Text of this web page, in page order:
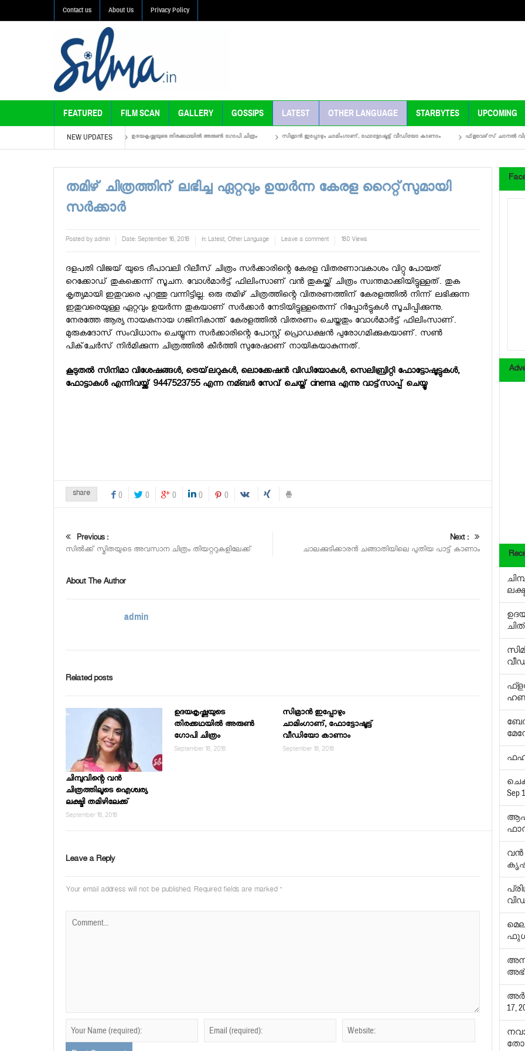
Contact us About Us Privacy Policy
FEATURED FILM SCAN GALLERY GOSSIPS LATEST OTHER LANGUAGE STARBYTES UPCOMING
NEW UPDATES
ഐശ്വര്യ ലക്ഷ്മി തമിഴിലേക്ക് ഉദയകൃഷ്ണയുടെ തിരക്കഥയില്‍ അരുണ്‍ ഗോപി ചിത്രം സിമ്രാന്‍ ഇപ്പോഴും ചാമിംഗാണ്, ഫോട്ടോഷൂട്ട് വീഡിയോ കാണാം ഫ്‌ളവേഴ്‌സ് ചാനല്‍ വിളിച്ചു
തമിഴ് ചിത്രത്തിന് ലഭിച്ച ഏറ്റവും ഉയര്‍ന്ന കേരള റൈറ്റ്‌സുമായി
സര്‍ക്കാര്‍
Posted by admin Date: September 16, 2018 in: Latest, Other Language Leave a comment 180 Views
ദളപതി വിജയ് യുടെ ദീപാവലി റിലീസ് ചിത്രം സര്‍ക്കാരിന്റെ കേരള വിതരണാവകാശം വിറ്റു പോയത്
റെക്കോഡ് തുകക്കെന്ന് സൂചന. വോള്‍മാര്‍ട്ട് ഫിലിംസാണ് വന്‍ തുകയ്ക്ക് ചിത്രം സ്വന്തമാക്കിയിട്ടുള്ളത്. തുക
കൃത്യമായി ഇതുവരെ പുറത്തു വന്നിട്ടില്ല. ഒരു തമിഴ് ചിത്രത്തിന്റെ വിതരണത്തിന് കേരളത്തില്‍ നിന്ന് ലഭിക്കുന്ന
ഇതുവരെയുള്ള ഏറ്റവും ഉയര്‍ന്ന തുകയാണ് സര്‍ക്കാര്‍ നേടിയിട്ടുള്ളതെന്ന് റിപ്പോര്‍ട്ടുകള്‍ സൂചിപ്പിക്കുന്നു.
നേരത്തേ ആര്യ നായകനായ ഗജിനികാന്ത് കേരളത്തില്‍ വിതരണം ചെയ്തതും വോള്‍മാര്‍ട്ട് ഫിലിംസാണ്.
മുരുകദോസ് സംവിധാനം ചെയ്യുന്ന സര്‍ക്കാരിന്റെ പോസ്റ്റ് പ്രൊഡക്ഷന്‍ പുരോഗമിക്കുകയാണ്. സണ്‍
പിക്‌ചേര്‍സ് നിര്‍മിക്കുന്ന ചിത്രത്തില്‍ കീര്‍ത്തി സുരേഷാണ് നായികയാകുന്നത്.
കൂടുതല്‍ സിനിമാ വിശേഷങ്ങള്‍, ട്രെയ്‌ലറുകള്‍, ലൊക്കേഷന്‍ വിഡിയോകള്‍, സെലിബ്രിറ്റി ഫോട്ടോഷൂട്ടുകള്‍,
ഫോട്ടാകള്‍ എന്നിവയ്ക്ക് 9447523755 എന്ന നമ്ബര്‍ സേവ് ചെയ്ത് cinema എന്നു വാട്ട്‌സാപ്പ് ചെയ്യൂ
share 0 0 0 0 0
Previous :
സില്‍ക്ക് സ്മിതയുടെ അവസാന ചിത്രം തിയറ്ററുകളിലേക്ക്
Next :
ചാലക്കുടിക്കാരന്‍ ചങ്ങാതിയിലെ പുതിയ പാട്ട് കാണാം
About The Author
admin
Related posts
ചിമ്പുവിന്റെ വന്‍
ചിത്രത്തിലൂടെ ഐശ്വര്യ
ലക്ഷ്മി തമിഴിലേക്ക്
September 18, 2018
ഉദയകൃഷ്ണയുടെ
തിരക്കഥയില്‍ അരുണ്‍
ഗോപി ചിത്രം
September 18, 2018
സിമ്രാന്‍ ഇപ്പോഴും
ചാമിംഗാണ്, ഫോട്ടോഷൂട്ട്
വീഡിയോ കാണാം
September 18, 2018
Leave a Reply
Your email address will not be published. Required fields are marked *
Sep
വന്‍
ഫുള്‍
17,